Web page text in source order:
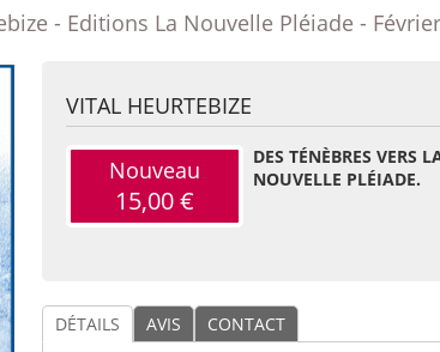
- Editions La Nouvelle Pléiade -
VITAL HEURTEBIZE
Nouveau
15,00 €
DES TÉNÈBRES VERS
NOUVELLE PLÉIADE.
DÉTAILS AVIS
CONTACT